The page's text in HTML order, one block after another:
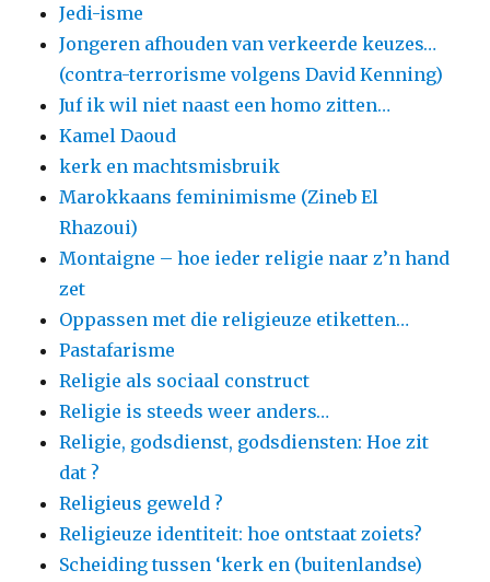
Jedi-isme
Jongeren afhouden van verkeerde keuzes…
(contra-terrorisme volgens David Kenning)
Juf ik wil niet naast een homo zitten…
Kamel Daoud
kerk en machtsmisbruik
Marokkaans feminimisme (Zineb El
Rhazoui)
Montaigne – hoe ieder religie naar z’n hand
zet
Oppassen met die religieuze etiketten…
Pastafarisme
Religie als sociaal construct
Religie is steeds weer anders…
Religie, godsdienst, godsdiensten: Hoe zit
dat ?
Religieus geweld ?
Religieuze identiteit: hoe ontstaat zoiets?
Scheiding tussen ‘kerk en (buitenlandse)